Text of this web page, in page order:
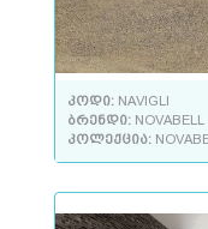
კოდი: NAVIGLI
ბრენდი: NOVABELL
კოლექცია: